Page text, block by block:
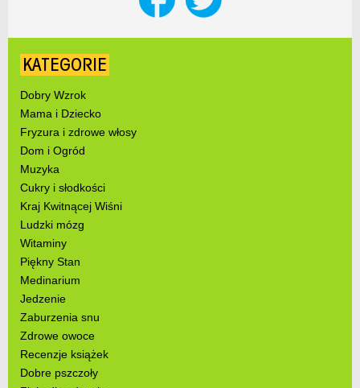
KATEGORIE
Dobry Wzrok
Mama i Dziecko
Fryzura i zdrowe włosy
Dom i Ogród
Muzyka
Cukry i słodkości
Kraj Kwitnącej Wiśni
Ludzki mózg
Witaminy
Piękny Stan
Medinarium
Jedzenie
Zaburzenia snu
Zdrowe owoce
Recenzje książek
Dobre pszczoły